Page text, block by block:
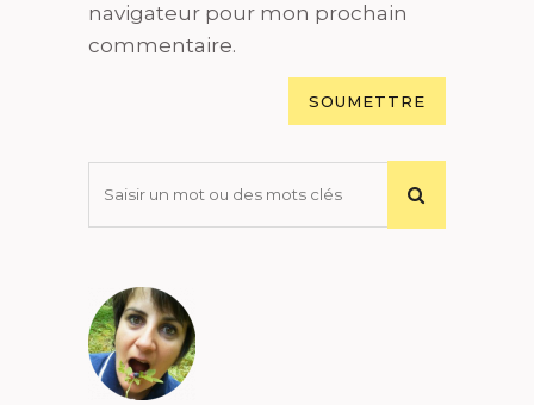
navigateur pour mon prochain
commentaire.